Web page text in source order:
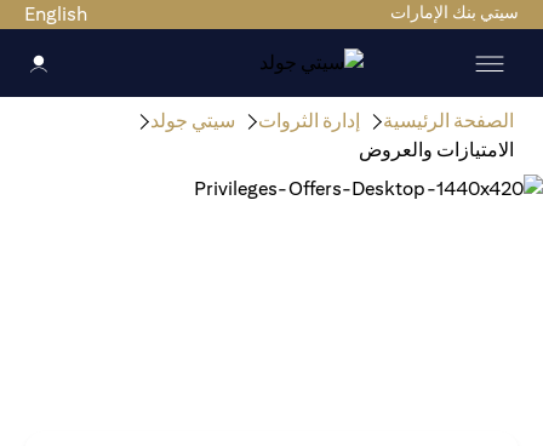
سيتي بنك الإمارات English
الصفحة الرئيسية إدارة الثروات
سيتي جولد
الامتيازات والعروض